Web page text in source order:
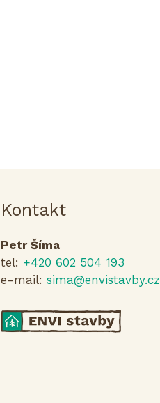
Kontakt
Petr Šíma
tel: +420 602 504 193
e-mail: sima@envistavby.cz